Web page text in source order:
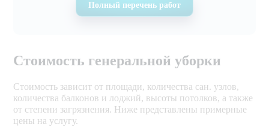
Полный перечень работ
Стоимость генеральной уборки
Стоимость зависит от площади, количества сан. узлов,
количества балконов и лоджий, высоты потолков, а также
от степени загрязнения. Ниже представлены примерные
цены на услугу.